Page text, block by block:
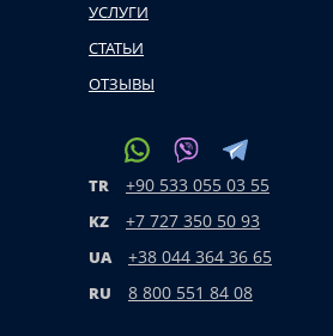
УСЛУГИ
СТАТЬИ
ОТЗЫВЫ
TR +90 533 055 03 55
KZ +7 727 350 50 93
UA +38 044 364 36 65
RU 8 800 551 84 08